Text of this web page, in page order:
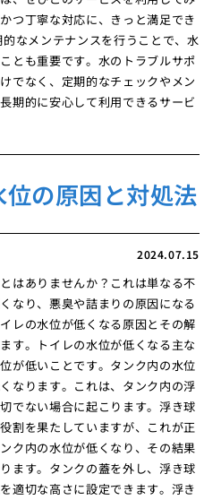
つ丁寧な対応に、きっと満足でき
なメンテナンスを行うことで、水
とも重要です。水のトラブルサポ
でなく、定期的なチェックやメン
期的に安心して利用できるサービ
の原因と対処法
2024.07.15
はありませんか？これは単なる不
なり、悪臭や詰まりの原因になる
レの水位が低くなる原因とその解
す。トイレの水位が低くなる主な
が低いことです。タンク内の水位
なります。これは、タンク内の浮
でない場合に起こります。浮き球
割を果たしていますが、これが正
ク内の水位が低くなり、その結果
ます。タンクの蓋を外し、浮き球
適切な高さに設定できます。浮き